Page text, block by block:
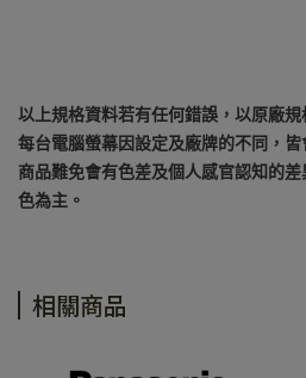
以上規格資料若有任何錯誤，以原廠規
每台電腦螢幕因設定及廠牌的不同，皆
商品難免會有色差及個人感官認知的
色為主。
相關商品